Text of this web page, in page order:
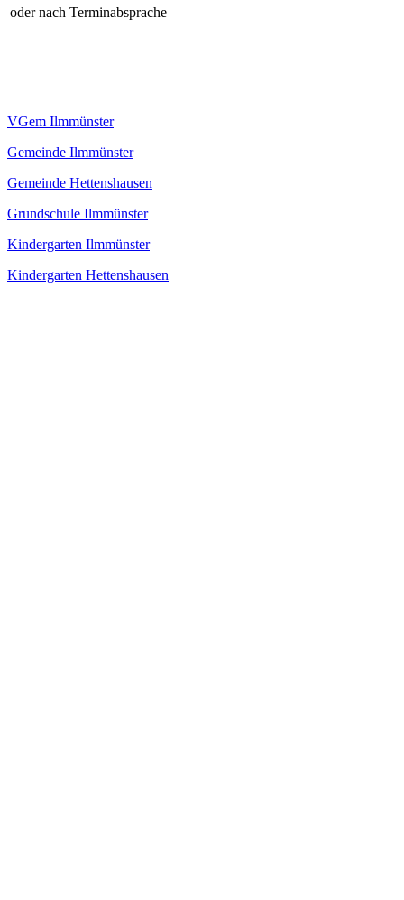
oder nach Terminabsprache
VGem Ilmmünster
Gemeinde Ilmmünster
Gemeinde Hettenshausen
Grundschule Ilmmünster
Kindergarten Ilmmünster
Kindergarten Hettenshausen